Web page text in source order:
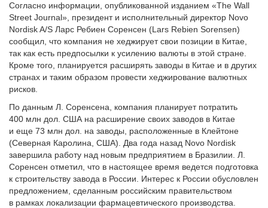
Согласно информации, опубликованной изданием «The Wall
Street Journal», президент и исполнительный директор Novo
Nordisk A/S Ларс Ребиен Соренсен (Lars Rebien Sorensen)
сообщил, что компания не хеджирует свои позиции в Китае,
так как есть предпосылки к усилению валюты в этой стране.
Кроме того, планируется расширять заводы в Китае и в других
странах и таким образом провести хеджирование валютных
рисков.
По данным Л. Соренсена, компания планирует потратить
400 млн дол. США на расширение своих заводов в Китае
и еще 73 млн дол. на заводы, расположенные в Клейтоне
(Северная Каролина, США). Два года назад Novo Nordisk
завершила работу над новым предприятием в Бразилии. Л.
Соренсен отметил, что в настоящее время ведется подготовка
к строительству завода в России. Интерес к России обусловлен
предложением, сделанным российским правительством
в рамках локализации фармацевтического производства.